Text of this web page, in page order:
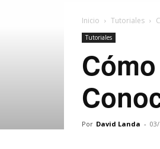
Inicio Tutoriales
Tutoriales
Por David Landa -